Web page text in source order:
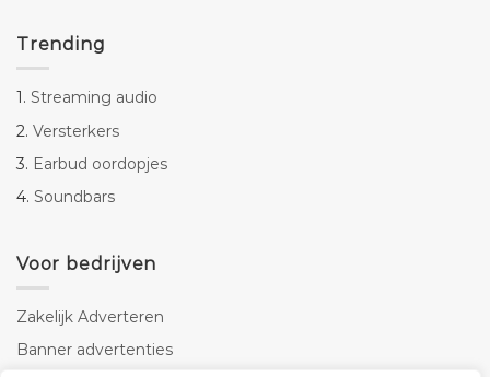
Trending
1. Streaming audio
2. Versterkers
3. Earbud oordopjes
4. Soundbars
Voor bedrijven
Zakelijk Adverteren
Banner advertenties